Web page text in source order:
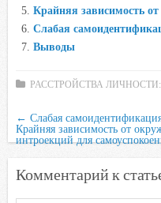
Крайняя зависимость
Слабая
Выводы
РАССТРОЙСТВА
← Слабая
Крайняя зависимость от
интроекций для
Комментарий к